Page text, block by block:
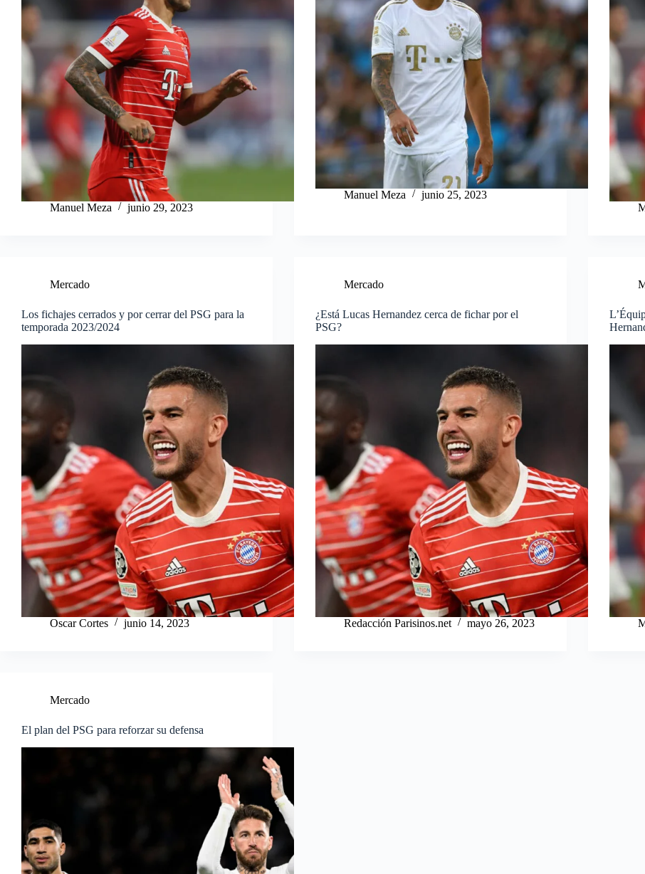
Manuel Meza junio 29, 2023
Manuel Meza junio 25, 2023
Mercado
Los fichajes cerrados y por cerrar del PSG para la
temporada 2023/2024
Oscar Cortes junio 14, 2023
Mercado
¿Está Lucas Hernandez cerca de fichar por el
PSG?
Redacción Parisinos.net mayo 26, 2023
Mercado
El plan del PSG para reforzar su defensa